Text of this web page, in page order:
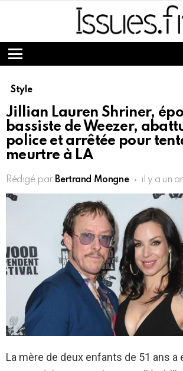
Menu
Style
Jillian Lauren Shriner,
bassiste de Weezer,
police et arrêtée pour
meurtre à LA
Rédigé par Bertrand Mongne il y a un
La mère de deux enfants de 51 ans a